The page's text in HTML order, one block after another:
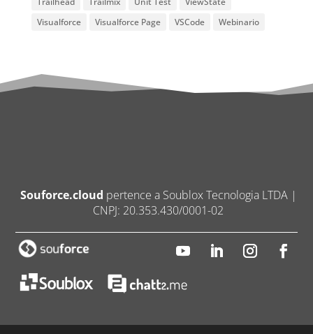
Visualforce
Visualforce Page VSCode Webinario
Souforce.cloud pertence a Soublox Tecnologia LTDA |
CNPJ: 20.353.430/0001-02